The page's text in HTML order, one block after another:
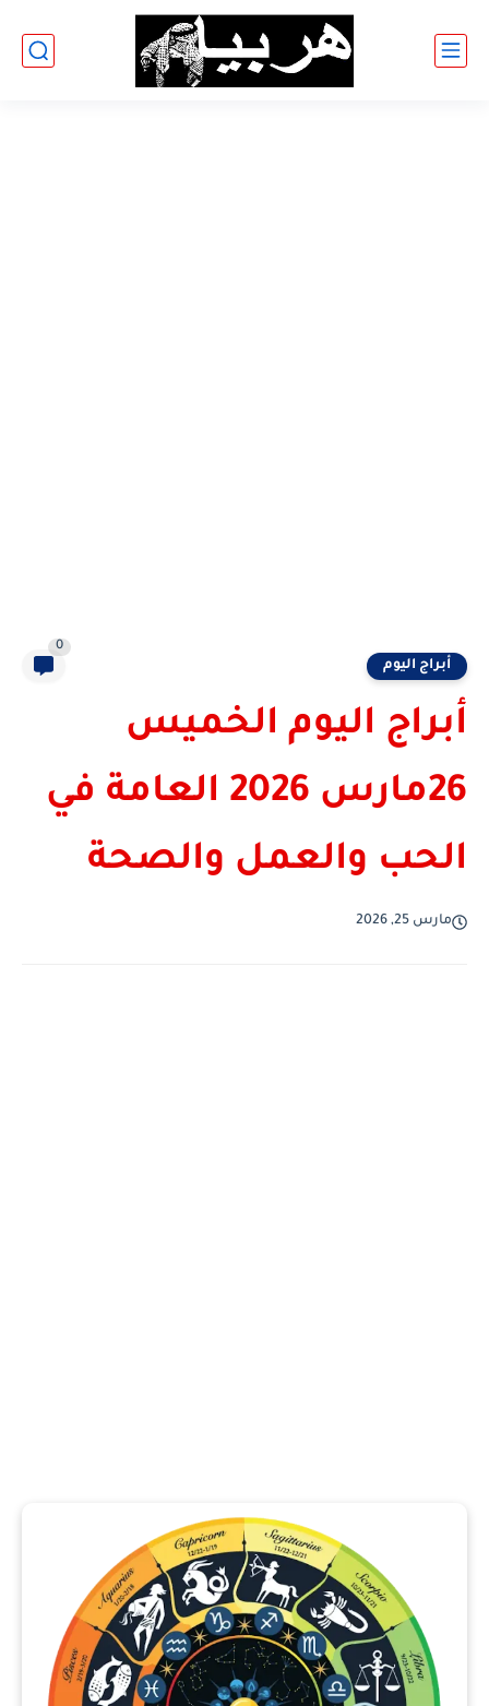
أبراج اليوم
0
أبراج اليوم الخميس
26مارس 2026 العامة في
الحب والعمل والصحة
مارس 25, 2026